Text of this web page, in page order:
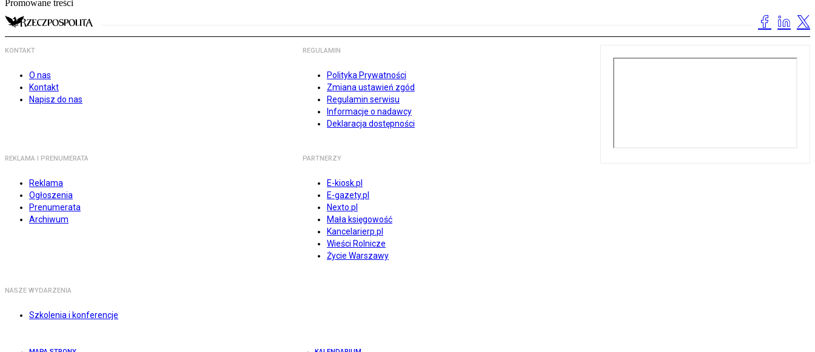
Promowane treści
KONTAKT
O nas
Kontakt
Napisz do nas
REGULAMIN
Polityka Prywatności
Zmiana ustawień zgód
Regulamin serwisu
Informacje o nadawcy
Deklaracja dostępności
REKLAMA I PRENUMERATA
Reklama
Ogłoszenia
Prenumerata
Archiwum
PARTNERZY
E-kiosk.pl
E-gazety.pl
Nexto.pl
Mała księgowość
Kancelarierp.pl
Wieści Rolnicze
Życie Warszawy
NASZE WYDARZENIA
Szkolenia i konferencje